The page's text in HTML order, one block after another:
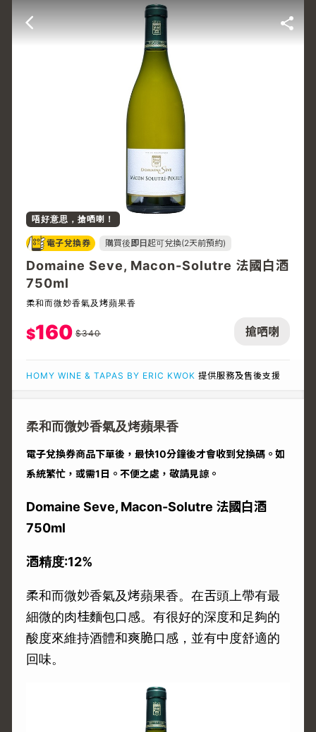
搶哂喇
唔好意思，搶哂喇！
電子兌換券 購買後即日起可兌換(2天前預約)
Domaine Seve, Macon-Solutre 法國白酒
750ml
柔和而微妙香氣及烤蘋果香
$160 $340
HOMY WINE & TAPAS BY ERIC KWOK 提供服務及售後支援
柔和而微妙香氣及烤蘋果香
電子兌換券商品下單後，最快10分鐘後才會收到兌換碼。如
系統繁忙，或需1日。不便之處，敬請見諒。
Domaine Seve, Macon-Solutre 法國白酒
750ml
酒精度:12%
柔和而微妙香氣及烤蘋果香。在舌頭上帶有最
細微的肉桂麵包口感。有很好的深度和足夠的
酸度來維持酒體和爽脆口感，並有中度舒適的
回味。